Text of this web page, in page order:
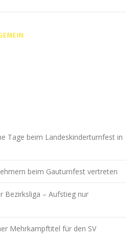
Tage beim Landeskinderturnfest in
beim Gauturnfest vertreten
Bezirksliga – Aufstieg nur
Mehrkampftitel für den SV